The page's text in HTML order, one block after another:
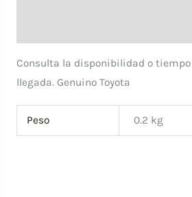
Consulta la disponibilidad o
llegada. Genuino Toyota
Peso 0.2 kg